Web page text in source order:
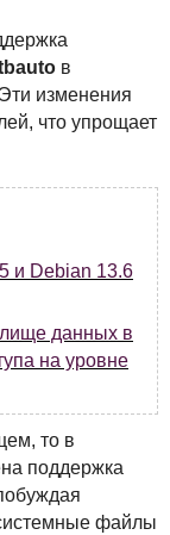
в
изменения
что упрощает
и Debian 13.6
данных в
на уровне
то в
поддержка
файлы